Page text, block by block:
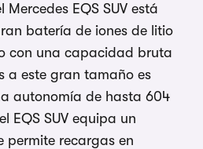
Mercedes EQS SUV está
batería de iones de litio
con una capacidad bruta
a este gran tamaño es
autonomía de hasta 604
EQS SUV equipa un
recargas en